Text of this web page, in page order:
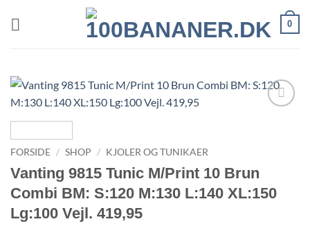
0
FORSIDE / SHOP / KJOLER OG TUNIKAER
Vanting 9815 Tunic M/Print 10 Brun
Combi BM: S:120 M:130 L:140 XL:150
Lg:100 Vejl. 419,95